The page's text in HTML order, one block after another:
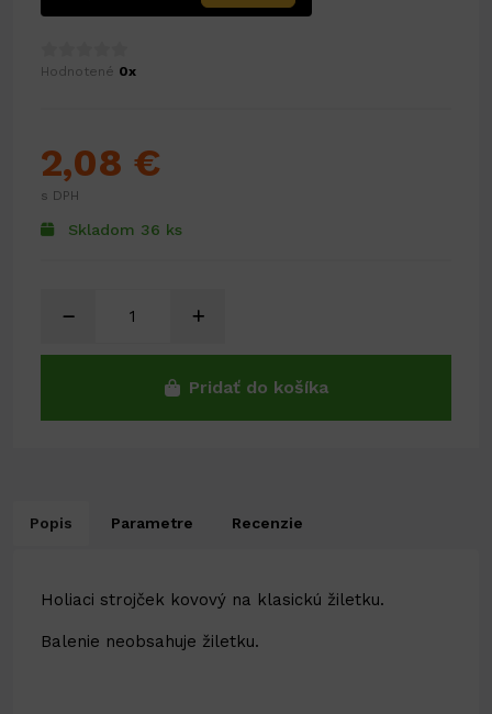
Hodnotené 0x
Skladom 36 ks
2,08 €
s DPH
Pridať do košíka
Popis Parametre Recenzie
Holiaci strojček kovový na klasickú žiletku.
Balenie neobsahuje žiletku.